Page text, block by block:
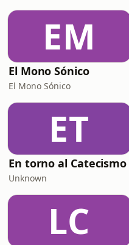
EM
El Mono Sónico
El Mono Sónico
ET
En torno al Catecismo
Unknown
LC